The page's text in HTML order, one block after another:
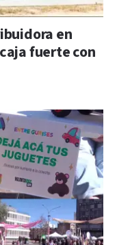
en
fuerte con